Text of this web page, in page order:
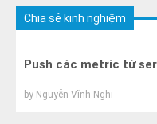
Chia sẻ kinh nghiệm
Push các metric từ
by Nguyễn Vĩnh Nghi